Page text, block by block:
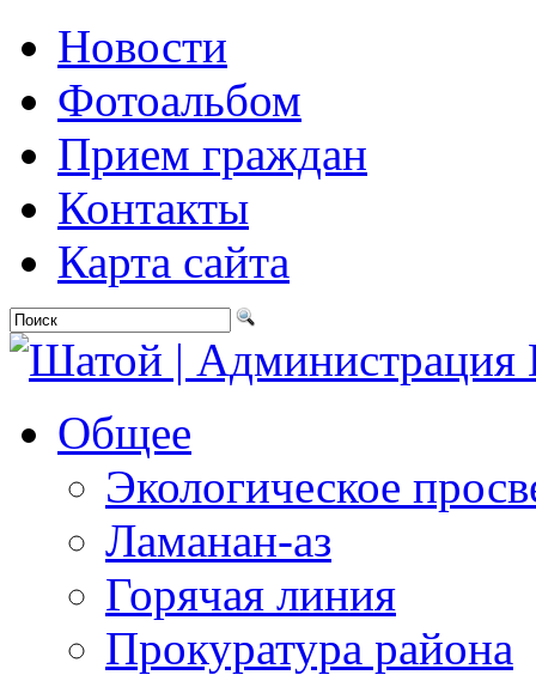
Новости
Фотоальбом
Прием граждан
Контакты
Карта сайта
Общее
Экологическое
Ламанан-аз
Горячая линия
Прокуратура района